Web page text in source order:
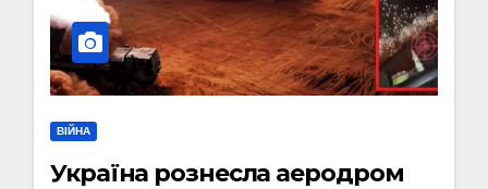
ВІЙНА
Україна рознесла аеродром